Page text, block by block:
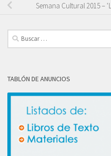
Semana Cultural 2015 –
Buscar:
TABLÓN DE ANUNCIOS